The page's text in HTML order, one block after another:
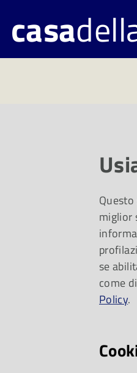
casa
miglior
se
come
Policy.